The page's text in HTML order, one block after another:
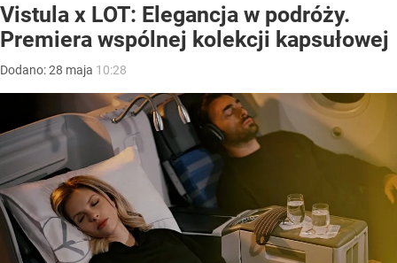
Vistula x LOT: Elegancja w podróży.
Premiera wspólnej kolekcji kapsułowej
Dodano:28 maja 10:28